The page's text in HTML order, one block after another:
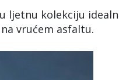
ljetnu kolekciju
vrućem asfaltu.